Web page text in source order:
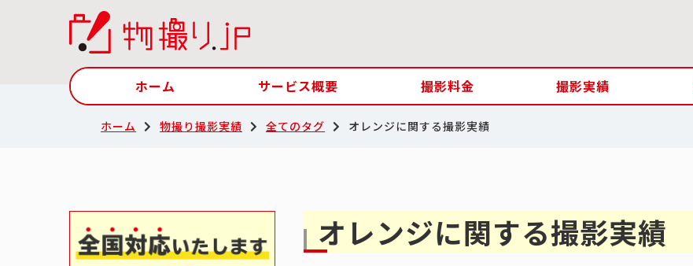
ホーム サービス概要 撮影料金 撮影実績
ホーム 物撮り撮影実績 全てのタグ オレンジに関する撮影実績
オレンジに関する撮影実績